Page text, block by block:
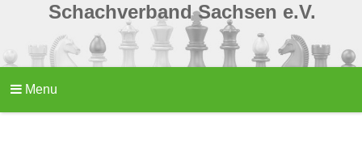
Schachverband Sachsen e.V.
Menu